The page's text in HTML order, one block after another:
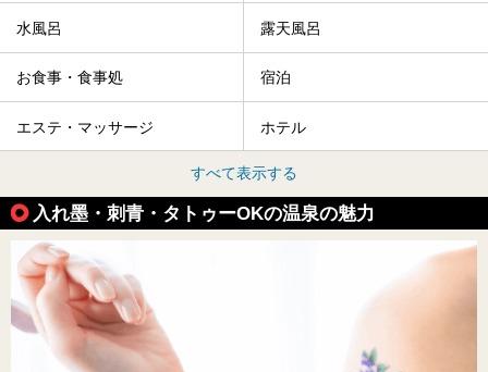
水風呂 露天風呂
お食事・食事処 宿泊
エステ・マッサージ ホテル
すべて表示する
入れ墨・刺青・タトゥーOKの温泉の魅力